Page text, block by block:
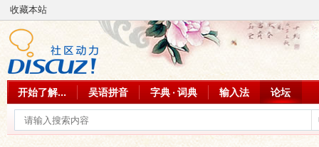
收藏本站
开始了解... 吴语拼音 字典 · 词典 输入法 论坛